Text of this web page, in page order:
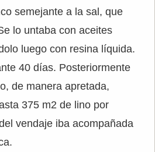
semejante a la sal, que
lo untaba con aceites
luego con resina líquida.
40 días. Posteriormente
de manera apretada,
375 m2 de lino por
vendaje iba acompañada